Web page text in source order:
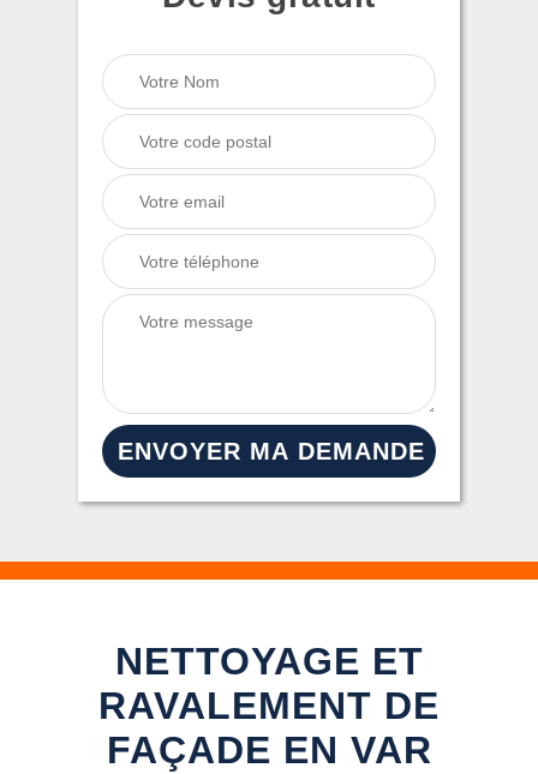
NETTOYAGE ET
RAVALEMENT DE
FAÇADE EN VAR